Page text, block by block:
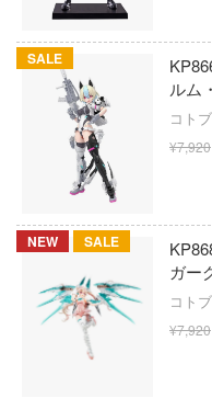
SALE
ルム
コト
¥7,920
NEW SALE
ガー
コト
¥7,920
ハウス
神：NIKKE
lain
ヴァンゲリオン
ロボ シンカリオン
の子供たち